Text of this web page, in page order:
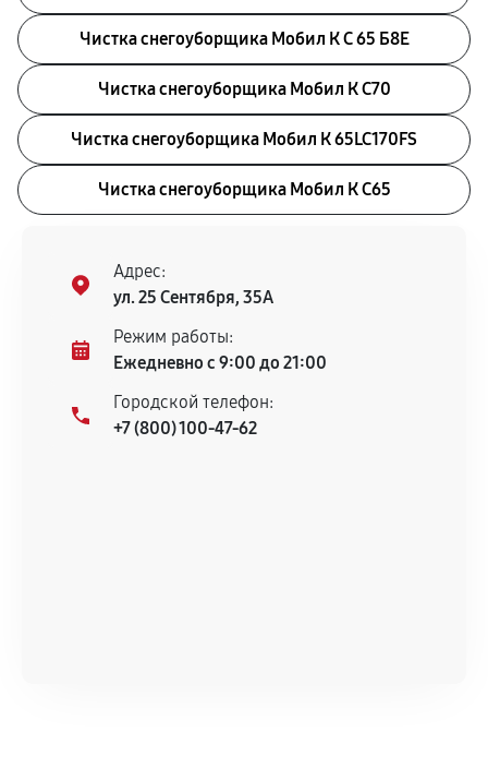
Чистка снегоуборщика Мобил К С 65 Б8Е
Чистка снегоуборщика Мобил К С70
Чистка снегоуборщика Мобил К 65LC170FS
Чистка снегоуборщика Мобил К С65
Адрес:
ул. 25 Сентября, 35А
Режим работы:
Ежедневно с 9:00 до 21:00
Городской телефон:
+7 (800) 100-47-62